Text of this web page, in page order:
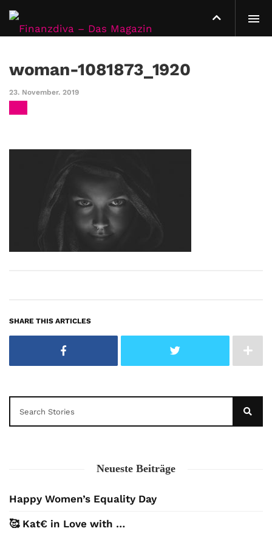
woman-1081873_1920
23. November. 2019
SHARE THIS ARTICLES
Neueste Beiträge
Happy Women’s Equality Day
🥰 Kat€ in Love with …